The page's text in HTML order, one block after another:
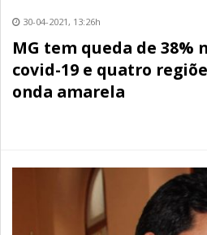
30-04-2021, 13:26h
MG tem queda de 38%
covid-19 e quatro
onda amarela